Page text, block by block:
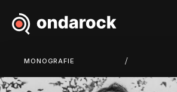
MONOGRAFIE /